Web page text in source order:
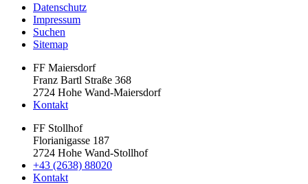
Datenschutz
Impressum
Suchen
Sitemap
FF Maiersdorf
Franz Bartl Straße 368
2724 Hohe Wand-Maiersdorf
Kontakt
FF Stollhof
Florianigasse 187
2724 Hohe Wand-Stollhof
+43 (2638) 88020
Kontakt